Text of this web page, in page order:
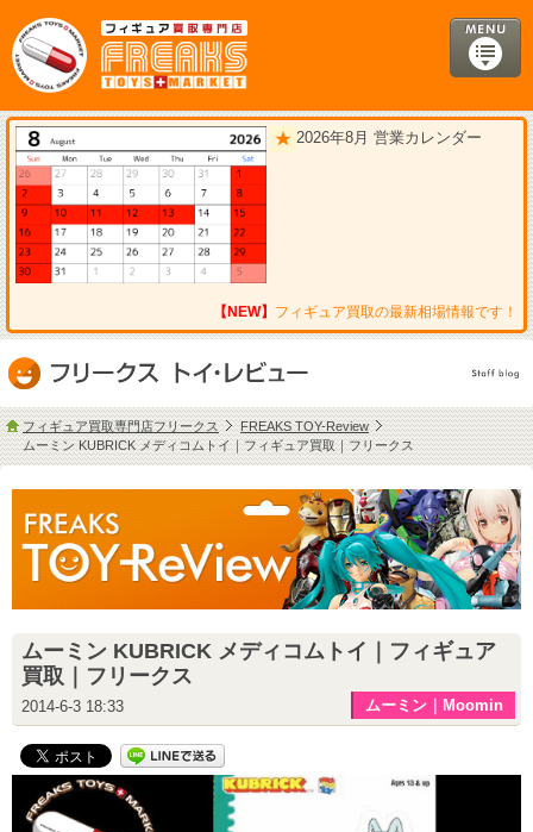
2026年8月 営業カレンダー
【NEW】 フィギュア買取の最新相場情報です！
フィギュア買取専門店フリークス
FREAKS TOY-Review
ムーミン KUBRICK メディコムトイ｜フィギュア買取｜フリークス
ムーミン KUBRICK メディコムトイ｜フィギュア
買取｜フリークス
2014-6-3 18:33 ムーミン｜Moomin